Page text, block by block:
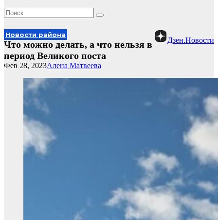
Дзен.Новости
Новости района
Что можно делать, а что нельзя в
период Великого поста
Алена Матвеева
Фев 28, 2023